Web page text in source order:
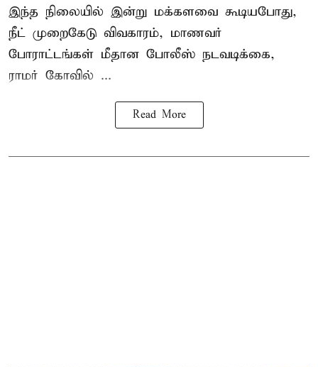
இந்த நிலையில் இன்று மக்களவை கூடியபோது,
நீட் முறைகேடு விவகாரம், மாணவர்
போராட்டங்கள் மீதான போலீஸ் நடவடிக்கை,
ராமர் கோவில் ...
Read More